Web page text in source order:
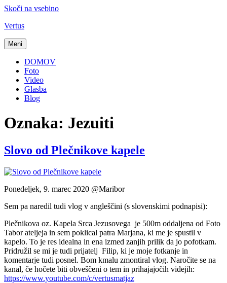
Skoči na vsebino
Vertus
Meni
DOMOV
Foto
Video
Glasba
Blog
Oznaka: Jezuiti
Slovo od Plečnikove kapele
Ponedeljek, 9. marec 2020 @Maribor
Sem pa naredil tudi vlog v angleščini (s slovenskimi podnapisi):
Plečnikova oz. Kapela Srca Jezusovega je 500m oddaljena od Foto
Tabor ateljeja in sem poklical patra Marjana, ki me je spustil v
kapelo. To je res idealna in ena izmed zanjih prilik da jo pofotkam.
Pridružil se mi je tudi prijatelj Filip, ki je moje fotkanje in
komentarje tudi posnel. Bom kmalu zmontiral vlog. Naročite se na
kanal, če hočete biti obveščeni o tem in prihajajočih videjih:
https://www.youtube.com/c/vertusmatjaz